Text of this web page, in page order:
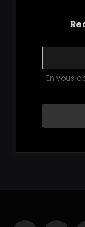
En vous